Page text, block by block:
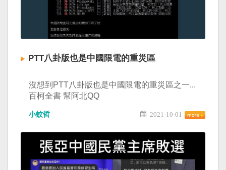
PTT八卦版也是中國限電的重災區
沒想到PTT八卦版也是中國限電的重災區之一...
百柯全書 幫阿北QQ
小蚊哲 2021-10-01